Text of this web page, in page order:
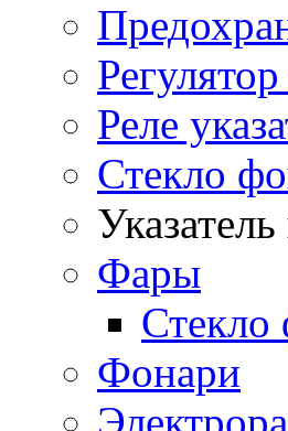
Реле
Стекло
Фары
Фонари